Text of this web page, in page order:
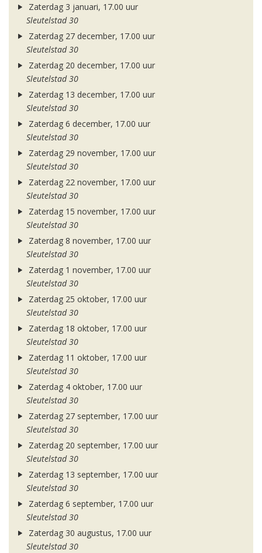
Zaterdag 3 januari, 17.00 uur
Sleutelstad 30
Zaterdag 27 december, 17.00 uur
Sleutelstad 30
Zaterdag 20 december, 17.00 uur
Sleutelstad 30
Zaterdag 13 december, 17.00 uur
Sleutelstad 30
Zaterdag 6 december, 17.00 uur
Sleutelstad 30
Zaterdag 29 november, 17.00 uur
Sleutelstad 30
Zaterdag 22 november, 17.00 uur
Sleutelstad 30
Zaterdag 15 november, 17.00 uur
Sleutelstad 30
Zaterdag 8 november, 17.00 uur
Sleutelstad 30
Zaterdag 1 november, 17.00 uur
Sleutelstad 30
Zaterdag 25 oktober, 17.00 uur
Sleutelstad 30
Zaterdag 18 oktober, 17.00 uur
Sleutelstad 30
Zaterdag 11 oktober, 17.00 uur
Sleutelstad 30
Zaterdag 4 oktober, 17.00 uur
Sleutelstad 30
Zaterdag 27 september, 17.00 uur
Sleutelstad 30
Zaterdag 20 september, 17.00 uur
Sleutelstad 30
Zaterdag 13 september, 17.00 uur
Sleutelstad 30
Zaterdag 6 september, 17.00 uur
Sleutelstad 30
Zaterdag 30 augustus, 17.00 uur
Sleutelstad 30